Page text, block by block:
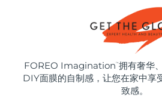
FOREO Imagination ™ 拥有奢华
DIY面膜的自制感，让您在家中享
致感。